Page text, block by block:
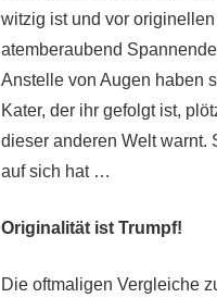
witzig ist und vor
atemberaubend
Anstelle von Augen haben
Kater, der ihr gefolgt ist,
dieser anderen Welt warnt.
auf sich hat …
Originalität ist Trumpf!
Die oftmaligen Vergleiche